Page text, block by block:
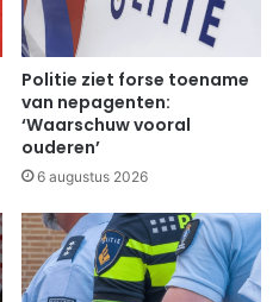
Politie ziet forse toename
van nepagenten:
‘Waarschuw vooral
ouderen’
6 augustus 2026